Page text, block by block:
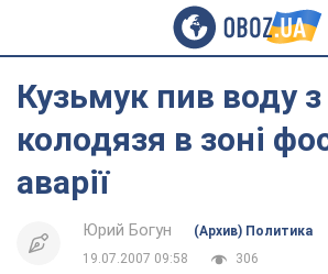
Кузьмук пив воду з
колодязя в зоні
аварії
Юрий Богун
(Архив) Политика
19.07.2007 09:58
306